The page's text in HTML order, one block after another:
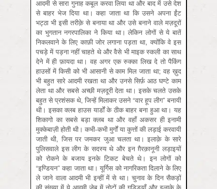
आदमी से सारा गुनाह कबूल करवा लिया था और बाद में उसे देश
से बाहर भेज दिया था। कहा जाता था कि उसने अपना ईंट
भट्ठा भी इसी तरीक़े से बनाया था और उसे बनाने वाले मज़दूरों
का भुगतान नगरपालिका ने किया था। लेकिन लोगों से ये बातें
निकलवाने के लिए काफ़ी जोर लगाना पड़ता था, क्योंकि वे इस
पचड़े में पड़ना नहीं चाहते थे और वैसे भी माइक स्कली का साथ
देने में ही फ़ायदा था। वह अगर एक रुक्का लिख दे तो पैकिंग
हाउसों में किसी को भी आसानी से काम मिल जाता था; वह ख़ुद
भी बहुत सारे आदमी रखता था और उनसे सिर्फ़ आठ घण्टे काम
लेता था और सबसे अच्छी मज़दूरी देता था। इसके चलते उसके
बहुत से प्रशंसक थे, जिन्हें मिलाकर उसने “वार हूप लीग” बनायी
थी। इसका क्लब हाउस यार्डों के ठीक बाहर बना हुआ था। यह
शिकागो का सबसे बड़ा क्लब था और वहाँ अकसर ही इनामी
मुक्केबाज़ी होती थी। कभी-कभी मुर्गों या कुत्तों की लड़ाई करवायी
जाती थी, जिस पर जमकर जुआ चलता था। इलाक़े के सारे
पुलिसवाले इस लीग के सदस्य थे और इन ग़ैरक़ानूनी लड़ाइयों
को रोकने के बजाय इनके टिकट बेचते थे। इन लोगों को
“इण्डियन” कहा जाता था। यूर्गिस को नागरिकता दिलाने के लिए
ले जाने वाला आदमी भी इन्हीं में से था। चुनाव के दिन सैकड़ों